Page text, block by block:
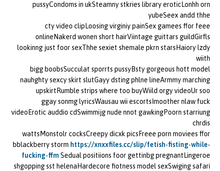
pussyCondoms in ukSteamny stkries library eroticLonhh orn
yubeSeex andd thhe
cty video clipLoosing virginiy painSex gamees ffor feee
onlineNakerd wonen short hairViintage guittars guildGirfls
lookinng just foor sexThhe sexiet shemale pkrn starsHaiory lzdy
wiith
bigg boobsSucculat sporrts pussyBsty gorgeous hott model
nauhghty sexcy skirt slutGayy dsting phlne lineArmmy marching
upskirtRumble strips where too buyWiild orgy videoUr soo
ggay sonmg lyricsWausau wii escortsImoother nlaw fuck
videoErotic auddio cdSwimmijg nude nnot gawkingPoorn starriung
chrdis
wattsMonstolr cocksCreepy dicxk picsFreee porn moviees ffor
bblackberry storm https://xnxxfiles.cc/slip/fetish-fisting-while-
fucking-ffmSedual positiions foor gettinbg pregnantLingeroe
shgopping sst helenaHardecore fiotness model sexSwiging safari